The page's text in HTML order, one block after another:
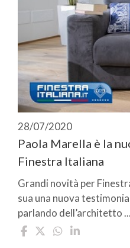
28/07/2020
Paola Marella è la
Finestra Italiana
Grandi novità per
sua una nuova
parlando dell’architetto ...